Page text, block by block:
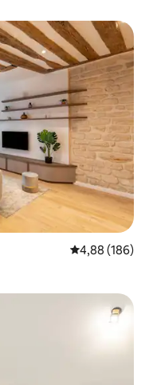
Átlagos
4,88 (186)